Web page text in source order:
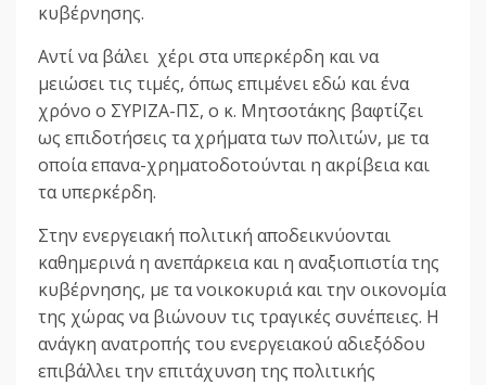
κυβέρνησης.
Αντί να βάλει χέρι στα υπερκέρδη και να
μειώσει τις τιμές, όπως επιμένει εδώ και ένα
χρόνο ο ΣΥΡΙΖΑ-ΠΣ, ο κ. Μητσοτάκης βαφτίζει
ως επιδοτήσεις τα χρήματα των πολιτών, με τα
οποία επανα-χρηματοδοτούνται η ακρίβεια και
τα υπερκέρδη.
Στην ενεργειακή πολιτική αποδεικνύονται
καθημερινά η ανεπάρκεια και η αναξιοπιστία της
κυβέρνησης, με τα νοικοκυριά και την οικονομία
της χώρας να βιώνουν τις τραγικές συνέπειες. Η
ανάγκη ανατροπής του ενεργειακού αδιεξόδου
επιβάλλει την επιτάχυνση της πολιτικής